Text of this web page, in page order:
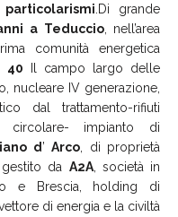
particolarismi .Di grande
a Teduccio , nell’area
comunità energetica
40 Il campo largo delle
nucleare IV generazione,
dal trattamento-rifiuti
impianto di
d ’Arco , di proprietà
da A2A, società in
e Brescia, holding di
di energia e la civiltà